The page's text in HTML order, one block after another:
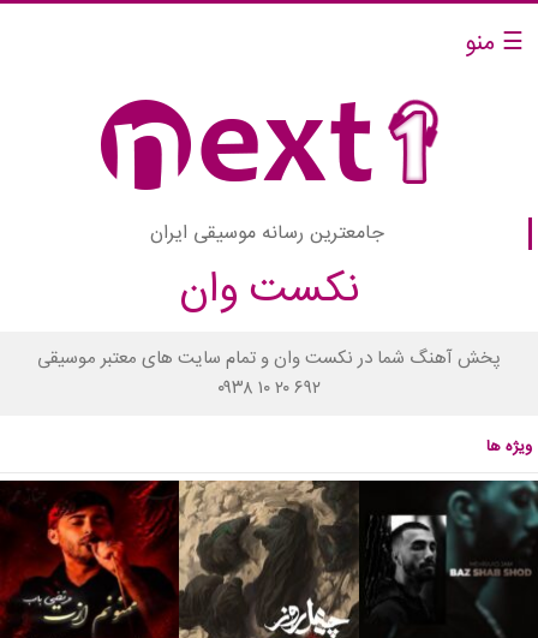
☰ منو
جامعترین رسانه موسیقی ایران
نکست وان
پخش آهنگ شما در نکست وان و تمام سایت های معتبر موسیقی
۰۹۳۸ ۱۰ ۲۰ ۶۹۲
ویژه ها